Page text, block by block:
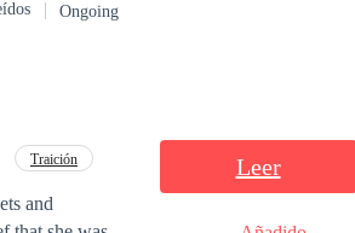
and
Ongoing
Traición
and
Leer